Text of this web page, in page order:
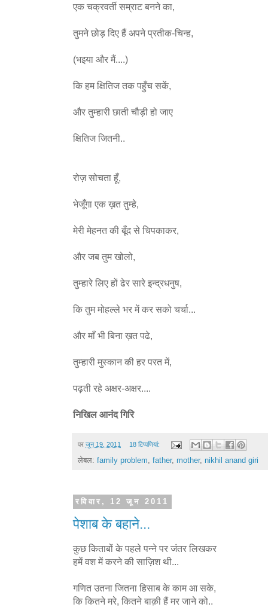
एक चक्रवर्ती सम्राट बनने का,
तुमने छोड़ दिए हैं अपने प्रतीक-चिन्ह,
(भइया और मैं....)
कि हम क्षितिज तक पहुँच सकें,
और तुम्हारी छाती चौड़ी हो जाए
क्षितिज जितनी..
रोज़ सोचता हूँ,
भेजूँगा एक ख़त तुम्हे,
मेरी मेहनत की बूँद से चिपकाकर,
और जब तुम खोलो,
तुम्हारे लिए हों ढेर सारे इन्द्रधनुष,
कि तुम मोहल्ले भर में कर सको चर्चा...
और माँ भी बिना ख़त पढे,
तुम्हारी मुस्कान की हर परत में,
पढ़ती रहे अक्षर-अक्षर....
निखिल आनंद गिरि
पर जून 19, 2011 18 टिप्‍पणियां:
लेबल: family problem, father, mother, nikhil anand giri
रविवार, 12 जून 2011
पेशाब के बहाने...
कुछ किताबों के पहले पन्ने पर जंतर लिखकर
हमें वश में करने की साज़िश थी...
गणित उतना जितना हिसाब के काम आ सके,
कि कितने मरे, कितने बाक़ी हैं मर जाने को..